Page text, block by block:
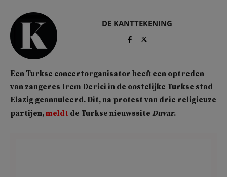
DE KANTTEKENING
Een Turkse concertorganisator heeft een optreden
van zangeres Irem Derici in de oostelijke Turkse stad
Elazig geannuleerd. Dit, na protest van drie religieuze
partijen,meldt de Turkse nieuwssite Duvar.